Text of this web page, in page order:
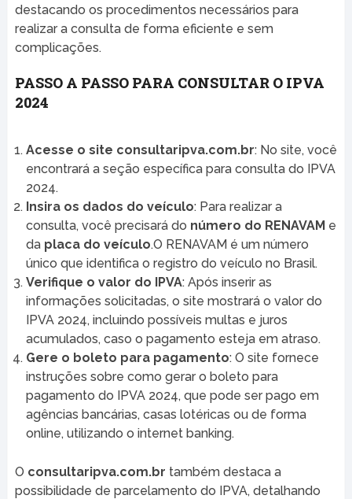
destacando os procedimentos necessários para
realizar a consulta de forma eficiente e sem
complicações.
PASSO A PASSO PARA CONSULTAR O IPVA
2024
Acesse o site consultaripva.com.br: No site, você
encontrará a seção específica para consulta do IPVA
2024.
Insira os dados do veículo: Para realizar a
consulta, você precisará do número do RENAVAMe
da placa do veículo.O RENAVAM é um número
único que identifica o registro do veículo no Brasil.
Verifique o valor do IPVA: Após inserir as
informações solicitadas, o site mostrará o valor do
IPVA 2024, incluindo possíveis multas e juros
acumulados, caso o pagamento esteja em atraso.
Gere o boleto para pagamento: O site fornece
instruções sobre como gerar o boleto para
pagamento do IPVA 2024, que pode ser pago em
agências bancárias, casas lotéricas ou de forma
online, utilizando o internet banking.
O consultaripva.com.br também destaca a
possibilidade de parcelamento do IPVA, detalhando